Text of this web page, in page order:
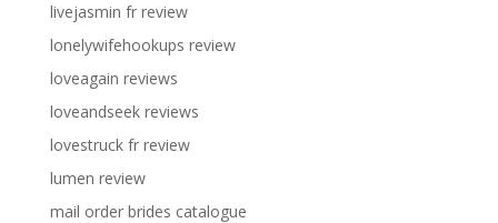
livejasmin fr review
lonelywifehookups review
loveagain reviews
loveandseek reviews
lovestruck fr review
lumen review
mail order brides catalogue